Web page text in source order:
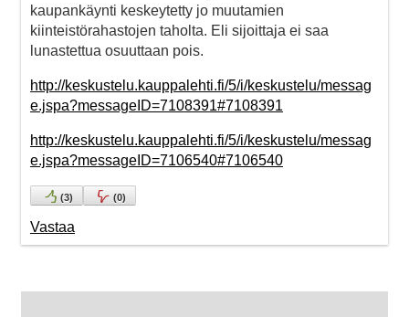
kaupankäynti keskeytetty jo muutamien
kiinteistörahastojen taholta. Eli sijoittaja ei saa
lunastettua osuuttaan pois.
http://keskustelu.kauppalehti.fi/5/i/keskustelu/messag
e.jspa?messageID=7108391#7108391
http://keskustelu.kauppalehti.fi/5/i/keskustelu/messag
e.jspa?messageID=7106540#7106540
(3) (0)
Vastaa